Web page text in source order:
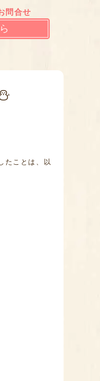
問合せ
たことは、以